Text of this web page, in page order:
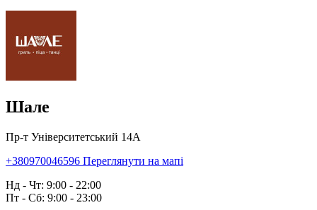
Шале
Пр-т Університетський 14А
+380970046596 Переглянути на мапі
Нд - Чт: 9:00 - 22:00
Пт - Сб: 9:00 - 23:00